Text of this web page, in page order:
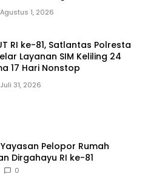
Agustus 1, 2026
RI ke-81, Satlantas Polresta
Layanan SIM Keliling 24
17 Hari Nonstop
Juli 31, 2026
Pelopor Rumah
Dirgahayu RI ke-81
0